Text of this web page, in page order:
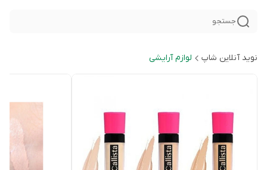
جستجو
نوید آنلاین شاپ لوازم آرایشی